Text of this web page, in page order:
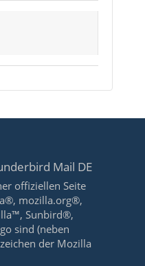
Mail DE
offiziellen Seite
mozilla.org®,
Sunbird®,
sind (neben
der Mozilla